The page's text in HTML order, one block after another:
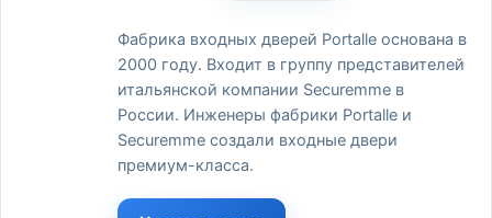
Фабрика входных дверей Portalle основана в
2000 году. Входит в группу представителей
итальянской компании Securemme в
России. Инженеры фабрики Portalle и
Securemme создали входные двери
премиум-класса.